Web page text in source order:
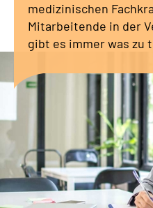
Karriere
Zuweisende &
Leichte Sprache
Gebärdensprache
medizinischen
Mitarbeitende in der
gibt es immer was zu